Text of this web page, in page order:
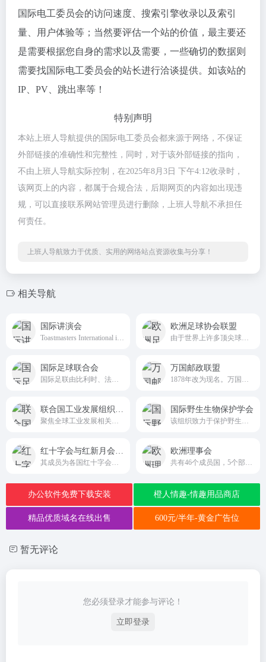
国际电工委员会的访问速度、搜索引擎收录以及索引
量、用户体验等；当然要评估一个站的价值，最主要还
是需要根据您自身的需求以及需要，一些确切的数据则
需要找国际电工委员会的站长进行洽谈提供。如该站的
IP、PV、跳出率等！
特别声明
本站上班人导航提供的国际电工委员会都来源于网络，不保证
外部链接的准确性和完整性，同时，对于该外部链接的指向，
不由上班人导航实际控制，在2025年8月3日 下午4:12收录时，
该网页上的内容，都属于合规合法，后期网页的内容如出现违
规，可以直接联系网站管理员进行删除，上班人导航不承担任
何责任。
上班人导航致力于优质、实用的网络站点资源收集与分享！
相关导航
国际讲演会 欧洲足球协会联盟
国际足球联合会 万国邮政联盟
国际野生生物保护学会
欧洲理事会
办公软件免费下载安装 橙人情趣-情趣用品商店
精品优质域名在线出售 600元/半年-黄金广告位
暂无评论
您必须登录才能参与评论！
立即登录